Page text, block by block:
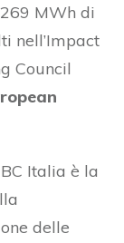
MWh di
nell’Impact
Council
Italia è la
delle